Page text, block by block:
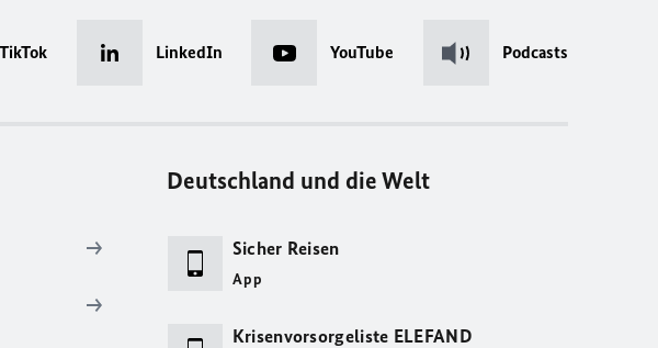
TikTok LinkedIn YouTube Podcasts
Deutschland und die Welt
Sicher Reisen
App
Krisenvorsorgeliste ELEFAND